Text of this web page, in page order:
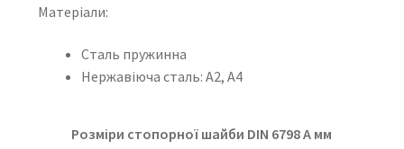
Матеріали:
Сталь пружинна
Нержавіюча сталь: A2, А4
Розміри стопорної шайби DIN 6798 A мм